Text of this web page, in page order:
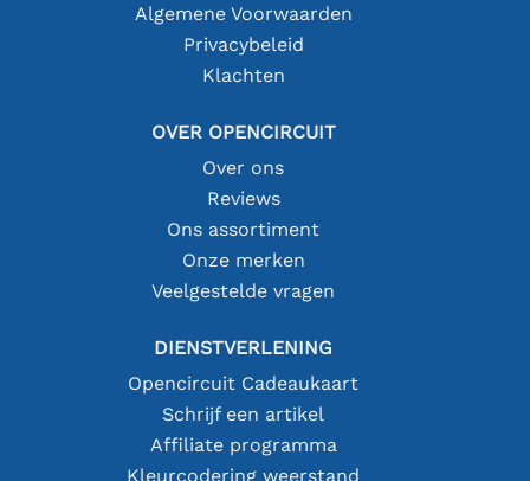
Algemene Voorwaarden
Privacybeleid
Klachten
OVER OPENCIRCUIT
Over ons
Reviews
Ons assortiment
Onze merken
Veelgestelde vragen
DIENSTVERLENING
Opencircuit Cadeaukaart
Schrijf een artikel
Affiliate programma
Kleurcodering weerstand